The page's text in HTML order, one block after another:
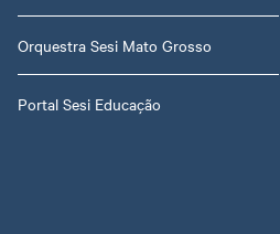
Orquestra Sesi Mato Grosso
Portal Sesi Educação